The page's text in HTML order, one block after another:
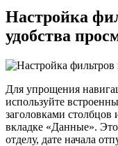
Настройка
удобства
Для упрощения
используйте
заголовками
вкладке «Данные».
отделу, дате начала